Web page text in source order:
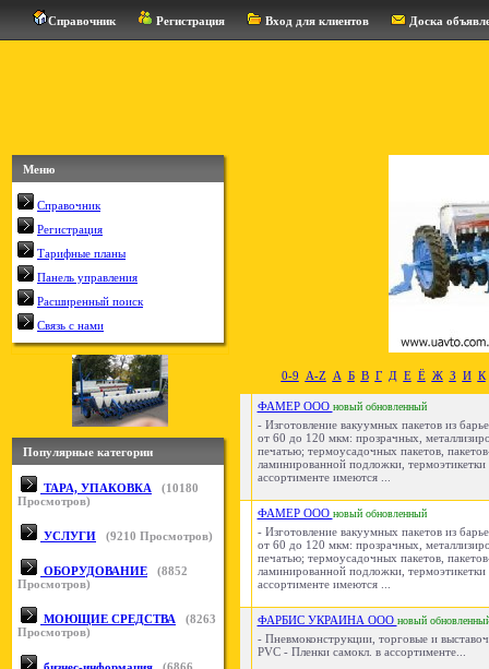
Справочник Регистрация Вход для клиентов Доска
Меню
Справочник
Регистрация
Тарифные планы
Панель управления
Расширенный поиск
Связь с нами
Популярные категории
ТАРА, УПАКОВКА (10180
Просмотров)
УСЛУГИ (9210 Просмотров)
ОБОРУДОВАНИЕ (8852
Просмотров)
МОЮЩИЕ СРЕДСТВА (8263
Просмотров)
0-9 A-Z А Б В Г Д Е Ё Ж З И К
ФАМЕР ООО новый обновленный
- Изготовление вакуумных пакетов из
от 60 до 120 мкм: прозрачных,
печатью; термоусадочных пакетов,
ламинированной подложки, термоэтикетки
ассортименте имеются ...
ФАМЕР ООО новый обновленный
- Изготовление вакуумных пакетов из
от 60 до 120 мкм: прозрачных,
печатью; термоусадочных пакетов,
ламинированной подложки, термоэтикетки
ассортименте имеются ...
ФАРБИС УКРАИНА ООО новый
- Пневмоконструкции, торговые и
PVC - Пленки самокл. в ассортименте...